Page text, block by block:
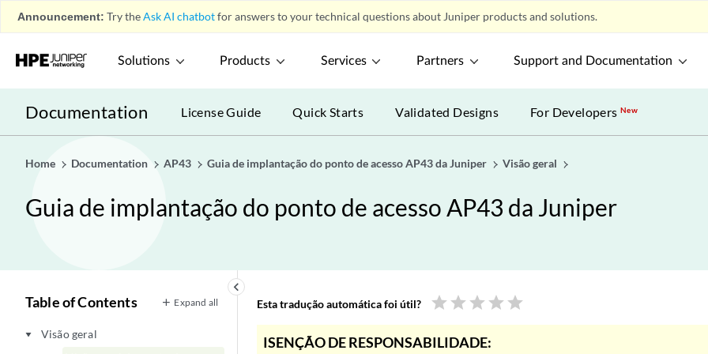
Announcement: Try theAsk AI chatbotfor answers to your technical questions about Juniper products and solutions.
Solutions Products Services Partners Support and Documentation
Documentation License Guide Quick Starts Validated Designs For DevelopersNew
Home Documentation AP43 Guia de implantação do ponto de acesso AP43 da Juniper Visão geral
Guia de implantação do ponto de acesso AP43 da Juniper
keyboard_arrow_left
Table of Contents Expand all
play_arrow
Visão geral
Esta tradução automática foi útil? star star star star star
ISENÇÃO DE RESPONSABILIDADE: